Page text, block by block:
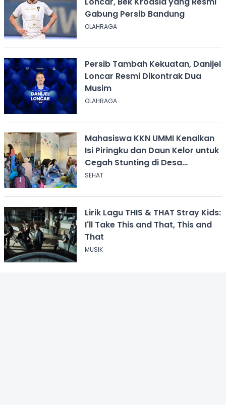
Gabung Persib Bandung
OLAHRAGA
Persib Tambah Kekuatan, Danijel
Loncar Resmi Dikontrak Dua
Musim
OLAHRAGA
Mahasiswa KKN UMMI Kenalkan
Isi Piringku dan Daun Kelor untuk
Cegah Stunting di Desa
Calingcing
SEHAT
Lirik Lagu THIS & THAT Stray Kids:
I'll Take This and That, This and
That
MUSIK